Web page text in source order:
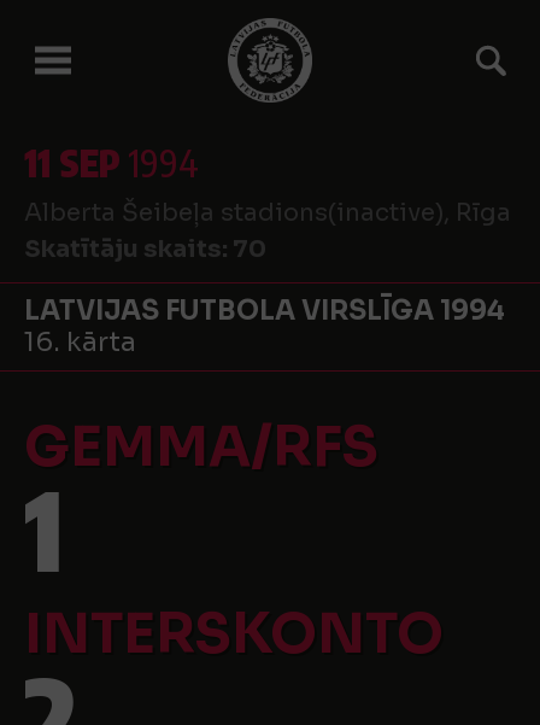
11 SEP 1994
Alberta Šeibeļa stadions(inactive), Rīga
Skatītāju skaits: 70
LATVIJAS FUTBOLA VIRSLĪGA 1994
16. kārta
GEMMA/RFS
1
INTERSKONTO